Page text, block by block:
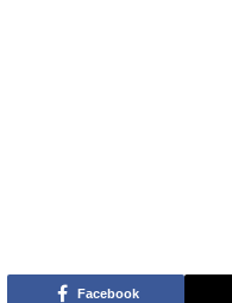
Facebook